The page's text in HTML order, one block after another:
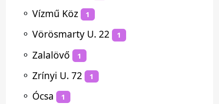
⚬ Vízmű Köz 1
⚬ Vörösmarty U. 22 1
⚬ Zalalövő 1
⚬ Zrínyi U. 72 1
⚬ Ócsa 1